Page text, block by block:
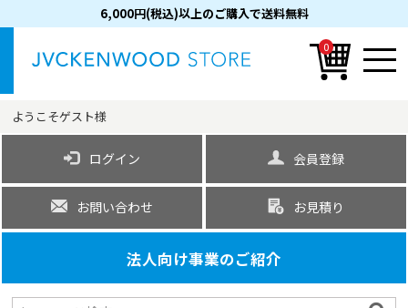
6,000円(税込)以上のご購入で送料無料
0
ようこそゲスト様
ログイン 会員登録
お問い合わせ お見積り
法人向け事業のご紹介